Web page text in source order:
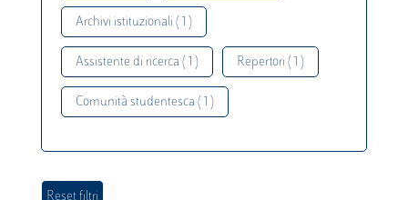
Archivi istituzionali ( 1 )
Assistente di ricerca ( 1 ) Repertori ( 1 )
Comunità studentesca ( 1 )